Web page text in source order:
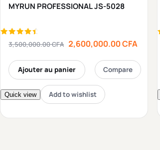
MYRUN PROFESSIONAL JS-5028
Note
4.75
3,500,000.00CFA 2,600,000.00CFA
Ajouter au panier Compare
Quick view Add to wishlist